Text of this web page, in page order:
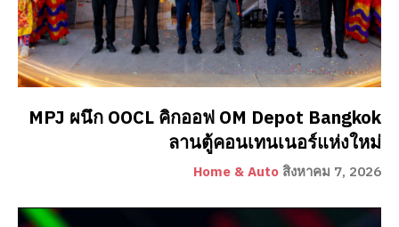
MPJ ผนึก OOCL คิกออฟ OM Depot Bangkok
ลานตู้คอนเทนเนอร์แห่งใหม่
Home & Auto สิงหาคม 7, 2026